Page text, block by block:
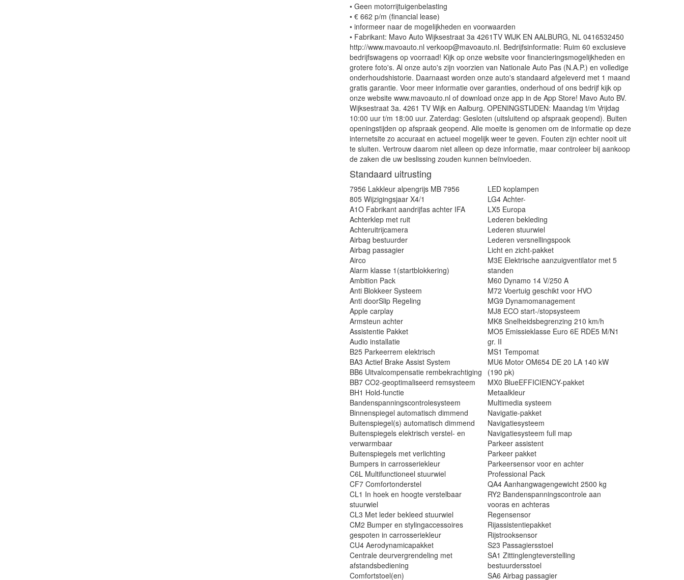
• Geen motorrijtuigenbelasting
• € 662 p/m (financial lease)
• informeer naar de mogelijkheden en voorwaarden
• Fabrikant: Mavo Auto Wijksestraat 3a 4261TV WIJK EN AALBURG, NL 0416532450
http://www.mavoauto.nl verkoop@mavoauto.nl. Bedrijfsinformatie: Ruim 60 exclusieve
bedrijfswagens op voorraad! Kijk op onze website voor financieringsmogelijkheden en
grotere foto's. Al onze auto's zijn voorzien van Nationale Auto Pas (N.A.P.) en volledige
onderhoudshistorie. Daarnaast worden onze auto's standaard afgeleverd met 1 maand
gratis garantie. Voor meer informatie over garanties, onderhoud of ons bedrijf kijk op
onze website www.mavoauto.nl of download onze app in de App Store! Mavo Auto BV.
Wijksestraat 3a. 4261 TV Wijk en Aalburg. OPENINGSTIJDEN: Maandag t/m Vrijdag
10:00 uur t/m 18:00 uur. Zaterdag: Gesloten (uitsluitend op afspraak geopend). Buiten
openingstijden op afspraak geopend. Alle moeite is genomen om de informatie op deze
internetsite zo accuraat en actueel mogelijk weer te geven. Fouten zijn echter nooit uit
te sluiten. Vertrouw daarom niet alleen op deze informatie, maar controleer bij aankoop
de zaken die uw beslissing zouden kunnen beïnvloeden.
Standaard uitrusting
7956 Lakkleur alpengrijs MB 7956
805 Wijzigingsjaar X4/1
A1O Fabrikant aandrijfas achter IFA
Achterklep met ruit
Achteruitrijcamera
Airbag bestuurder
Airbag passagier
Airco
Alarm klasse 1(startblokkering)
Ambition Pack
Anti Blokkeer Systeem
Anti doorSlip Regeling
Apple carplay
Armsteun achter
Assistentie Pakket
Audio installatie
B25 Parkeerrem elektrisch
BA3 Actief Brake Assist System
BB6 Uitvalcompensatie rembekrachtiging
BB7 CO2-geoptimaliseerd remsysteem
BH1 Hold-functie
Bandenspanningscontrolesysteem
Binnenspiegel automatisch dimmend
Buitenspiegel(s) automatisch dimmend
Buitenspiegels elektrisch verstel- en
verwarmbaar
Buitenspiegels met verlichting
Bumpers in carrosseriekleur
C6L Multifunctioneel stuurwiel
CF7 Comfortonderstel
CL1 In hoek en hoogte verstelbaar
stuurwiel
CL3 Met leder bekleed stuurwiel
CM2 Bumper en stylingaccessoires
gespoten in carrosseriekleur
CU4 Aerodynamicapakket
Centrale deurvergrendeling met
afstandsbediening
Comfortstoel(en)
LED koplampen
LG4 Achter-
LX5 Europa
Lederen bekleding
Lederen stuurwiel
Lederen versnellingspook
Licht en zicht-pakket
M3E Elektrische aanzuigventilator met 5
standen
M60 Dynamo 14 V/250 A
M72 Voertuig geschikt voor HVO
MG9 Dynamomanagement
MJ8 ECO start-/stopsysteem
MK8 Snelheidsbegrenzing 210 km/h
MO5 Emissieklasse Euro 6E RDE5 M/N1
gr. II
MS1 Tempomat
MU6 Motor OM654 DE 20 LA 140 kW
(190 pk)
MX0 BlueEFFICIENCY-pakket
Metaalkleur
Multimedia systeem
Navigatie-pakket
Navigatiesysteem
Navigatiesysteem full map
Parkeer assistent
Parkeer pakket
Parkeersensor voor en achter
Professional Pack
QA4 Aanhangwagengewicht 2500 kg
RY2 Bandenspanningscontrole aan
vooras en achteras
Regensensor
Rijassistentiepakket
Rijstrooksensor
S23 Passagiersstoel
SA1 Zittinglengteverstelling
bestuurdersstoel
SA6 Airbag passagier